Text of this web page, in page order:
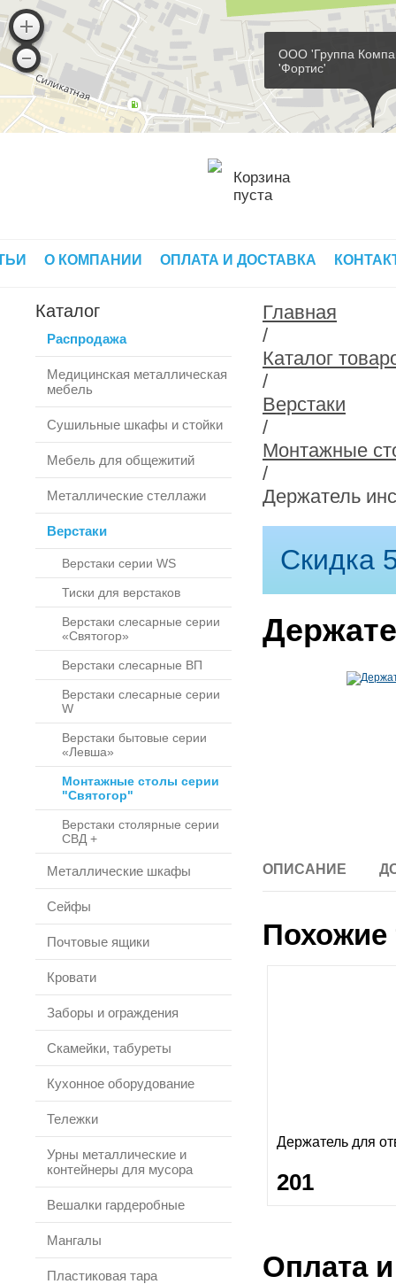
ООО 'Группа
'Фортис'
Корзина
пуста
О КОМПАНИИ ОПЛАТА И ДОСТАВКА
Каталог
Распродажа
Медицинская металлическая
мебель
Сушильные шкафы и стойки
Мебель для общежитий
Металлические стеллажи
Верстаки
Верстаки серии WS
Тиски для верстаков
Верстаки слесарные серии
«Святогор»
Верстаки слесарные ВП
Верстаки слесарные серии
W
Верстаки бытовые серии
«Левша»
Монтажные столы серии
"Святогор"
Верстаки столярные серии
СВД +
Металлические шкафы
Сейфы
Почтовые ящики
Кровати
Заборы и ограждения
Скамейки, табуреты
Кухонное оборудование
Тележки
Урны металлические и
контейнеры для мусора
Вешалки гардеробные
Мангалы
Пластиковая тара
Главная
/
Каталог
/
Верстаки
/
Монтажные
/
Держатель
Скидка
ОПИСАНИЕ
Держатель для
201
Оплата